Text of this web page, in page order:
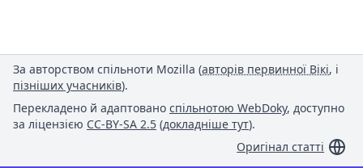
За авторством спільноти Mozilla (авторів первинної Вікі, і
пізніших учасників).
Перекладено й адаптовано спільнотою WebDoky, доступно
за ліцензією CC-BY-SA 2.5 (докладніше тут).
Оригінал статті